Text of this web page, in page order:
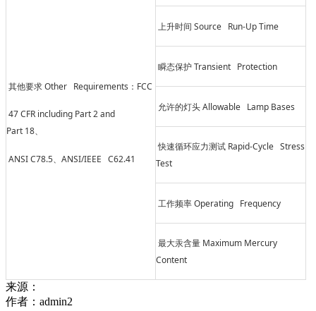
其他要求 Other Requirements ： FCC
47 CFR including Part 2 and
Part 18
ANSI C78.5 ANSI/IEEE C62.41
上升时间 Source Run-Up Time
瞬态保护 Transient Protection
允许的灯头 Allowable Lamp Bases
快速循环应力测试 Rapid-Cycle Stress
Test
工作频率 Operating Frequency
最大汞含量 Maximum Mercury
Content
来源：
作者： admin2